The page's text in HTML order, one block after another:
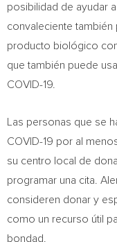
posibilidad de ayudar
convaleciente también
producto biológico
que también puede
COVID-19.
Las personas que se
COVID-19 por al
su centro local de
programar una cita.
consideren donar y
como un recurso útil
bondad.